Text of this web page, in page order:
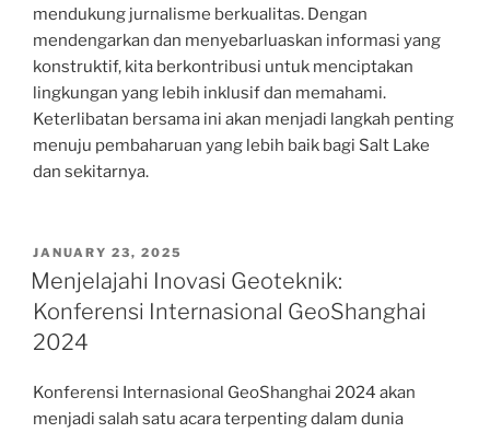
mendukung jurnalisme berkualitas. Dengan
mendengarkan dan menyebarluaskan informasi yang
konstruktif, kita berkontribusi untuk menciptakan
lingkungan yang lebih inklusif dan memahami.
Keterlibatan bersama ini akan menjadi langkah penting
menuju pembaharuan yang lebih baik bagi Salt Lake
dan sekitarnya.
POSTED
ON
JANUARY 23, 2025
Menjelajahi Inovasi Geoteknik:
Konferensi Internasional GeoShanghai
2024
Konferensi Internasional GeoShanghai 2024 akan
menjadi salah satu acara terpenting dalam dunia